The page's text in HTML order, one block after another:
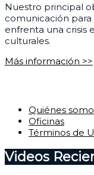
Nuestro principal
comunicación
enfrenta una crisis
culturales.
Más información >>
Quiénes
Oficinas
Términos de
Videos